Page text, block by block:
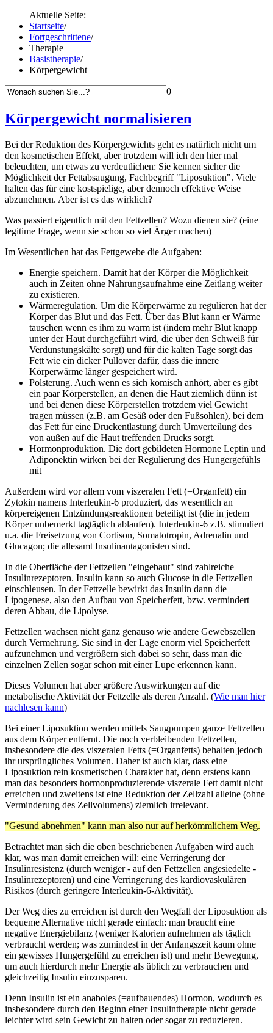
Aktuelle Seite:
Startseite/
Fortgeschrittene/
Therapie
Basistherapie/
Körpergewicht
0
Körpergewicht normalisieren
Bei der Reduktion des Körpergewichts geht es natürlich nicht um
den kosmetischen Effekt, aber trotzdem will ich den hier mal
beleuchten, um etwas zu verdeutlichen: Sie kennen sicher die
Möglichkeit der Fettabsaugung, Fachbegriff "Liposuktion". Viele
halten das für eine kostspielige, aber dennoch effektive Weise
abzunehmen. Aber ist es das wirklich?
Was passiert eigentlich mit den Fettzellen? Wozu dienen sie? (eine
legitime Frage, wenn sie schon so viel Ärger machen)
Im Wesentlichen hat das Fettgewebe die Aufgaben:
Energie speichern. Damit hat der Körper die Möglichkeit
auch in Zeiten ohne Nahrungsaufnahme eine Zeitlang weiter
zu existieren.
Wärmeregulation. Um die Körperwärme zu regulieren hat der
Körper das Blut und das Fett. Über das Blut kann er Wärme
tauschen wenn es ihm zu warm ist (indem mehr Blut knapp
unter der Haut durchgeführt wird, die über den Schweiß für
Verdunstungskälte sorgt) und für die kalten Tage sorgt das
Fett wie ein dicker Pullover dafür, dass die innere
Körperwärme länger gespeichert wird.
Polsterung. Auch wenn es sich komisch anhört, aber es gibt
ein paar Körperstellen, an denen die Haut ziemlich dünn ist
und bei denen diese Körperstellen trotzdem viel Gewicht
tragen müssen (z.B. am Gesäß oder den Fußsohlen), bei dem
das Fett für eine Druckentlastung durch Umverteilung des
von außen auf die Haut treffenden Drucks sorgt.
Hormonproduktion. Die dort gebildeten Hormone Leptin und
Adiponektin wirken bei der Regulierung des Hungergefühls
mit
Außerdem wird vor allem vom viszeralen Fett (=Organfett) ein
Zytokin namens Interleukin-6 produziert, das wesentlich an
körpereigenen Entzündungsreaktionen beteiligt ist (die in jedem
Körper unbemerkt tagtäglich ablaufen). Interleukin-6 z.B. stimuliert
u.a. die Freisetzung von Cortison, Somatotropin, Adrenalin und
Glucagon; die allesamt Insulinantagonisten sind.
In die Oberfläche der Fettzellen "eingebaut" sind zahlreiche
Insulinrezeptoren. Insulin kann so auch Glucose in die Fettzellen
einschleusen. In der Fettzelle bewirkt das Insulin dann die
Lipogenese, also den Aufbau von Speicherfett, bzw. vermindert
deren Abbau, die Lipolyse.
Fettzellen wachsen nicht ganz genauso wie andere Gewebszellen
durch Vermehrung. Sie sind in der Lage enorm viel Speicherfett
aufzunehmen und vergrößern sich dabei so sehr, dass man die
einzelnen Zellen sogar schon mit einer Lupe erkennen kann.
Dieses Volumen hat aber größere Auswirkungen auf die
metabolische Aktivität der Fettzelle als deren Anzahl. (Wie man hier
nachlesen kann)
Bei einer Liposuktion werden mittels Saugpumpen ganze Fettzellen
aus dem Körper entfernt. Die noch verbleibenden Fettzellen,
insbesondere die des viszeralen Fetts (=Organfetts) behalten jedoch
ihr ursprüngliches Volumen. Daher ist auch klar, dass eine
Liposuktion rein kosmetischen Charakter hat, denn erstens kann
man das besonders hormonproduzierende viszerale Fett damit nicht
erreichen und zweitens ist eine Reduktion der Zellzahl alleine (ohne
Verminderung des Zellvolumens) ziemlich irrelevant.
"Gesund abnehmen" kann man also nur auf herkömmlichem Weg.
Betrachtet man sich die oben beschriebenen Aufgaben wird auch
klar, was man damit erreichen will: eine Verringerung der
Insulinresistenz (durch weniger - auf den Fettzellen angesiedelte -
Insulinrezeptoren) und eine Verringerung des kardiovaskulären
Risikos (durch geringere Interleukin-6-Aktivität).
Der Weg dies zu erreichen ist durch den Wegfall der Liposuktion als
bequeme Alternative nicht gerade einfach: man braucht eine
negative Energiebilanz (weniger Kalorien aufnehmen als täglich
verbraucht werden; was zumindest in der Anfangszeit kaum ohne
ein gewisses Hungergefühl zu erreichen ist) und mehr Bewegung,
um auch hierdurch mehr Energie als üblich zu verbrauchen und
gleichzeitig Insulin einzusparen.
Denn Insulin ist ein anaboles (=aufbauendes) Hormon, wodurch es
insbesondere durch den Beginn einer Insulintherapie nicht gerade
leichter wird sein Gewicht zu halten oder sogar zu reduzieren.